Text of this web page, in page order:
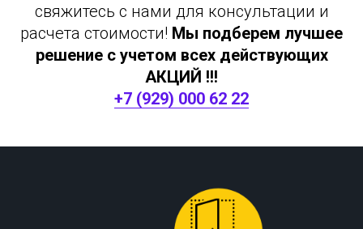
свяжитесь с нами для консультации и
расчета стоимости! Мы подберем лучшее
решение с учетом всех действующих
АКЦИЙ !!!
+7 (929) 000 62 22